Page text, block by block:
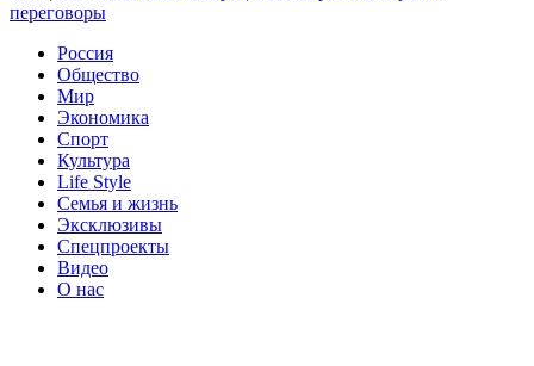
переговоры
Россия
Общество
Мир
Экономика
Спорт
Культура
Life Style
Семья и жизнь
Эксклюзивы
Спецпроекты
Видео
О нас